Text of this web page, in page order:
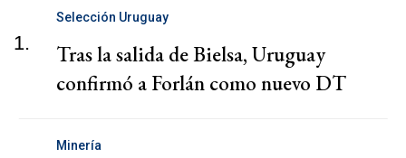
1.
Selección Uruguay
Tras la salida de Bielsa, Uruguay
confirmó a Forlán como nuevo DT
Minería